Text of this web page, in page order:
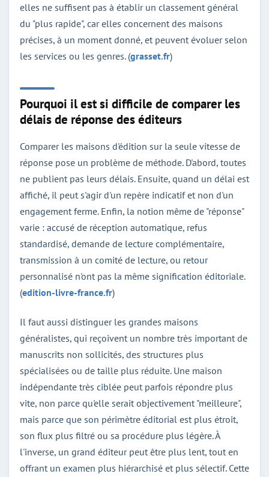
elles ne suffisent pas à établir un classement général
du "plus rapide", car elles concernent des maisons
précises, à un moment donné, et peuvent évoluer selon
les services ou les genres. (grasset.fr)
Pourquoi il est si difficile de comparer les
délais de réponse des éditeurs
Comparer les maisons d'édition sur la seule vitesse de
réponse pose un problème de méthode. D'abord, toutes
ne publient pas leurs délais. Ensuite, quand un délai est
affiché, il peut s'agir d'un repère indicatif et non d'un
engagement ferme. Enfin, la notion même de "réponse"
varie : accusé de réception automatique, refus
standardisé, demande de lecture complémentaire,
transmission à un comité de lecture, ou retour
personnalisé n'ont pas la même signification éditoriale.
(edition-livre-france.fr)
Il faut aussi distinguer les grandes maisons
généralistes, qui reçoivent un nombre très important de
manuscrits non sollicités, des structures plus
spécialisées ou de taille plus réduite. Une maison
indépendante très ciblée peut parfois répondre plus
vite, non parce qu'elle serait objectivement "meilleure",
mais parce que son périmètre éditorial est plus étroit,
son flux plus filtré ou sa procédure plus légère. À
l'inverse, un grand éditeur peut être plus lent, tout en
offrant un examen plus hiérarchisé et plus sélectif. Cette